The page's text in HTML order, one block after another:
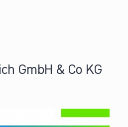
GmbH & Co KG